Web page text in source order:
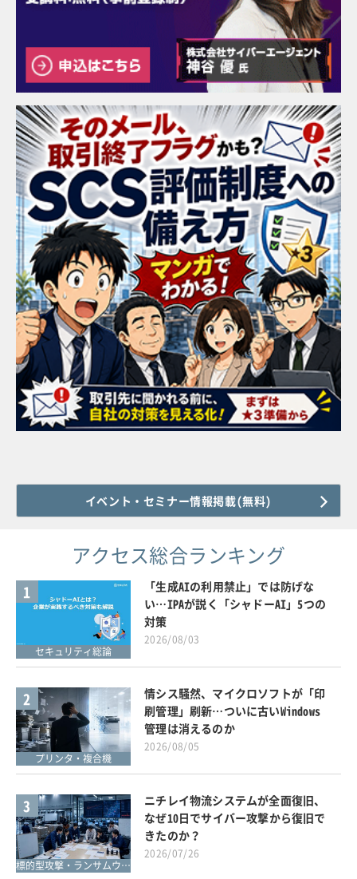
イベント・セミナー情報掲載(無料)
アクセス総合ランキング
1
セキュリティ総論
「生成AIの利用禁止」では防げな
い…IPAが説く「シャドーAI」5つの
対策
2026/08/03
2
プリンタ・複合機
情シス騒然、マイクロソフトが「印
刷管理」刷新…ついに古いWindows
管理は消えるのか
2026/08/05
3
標的型攻撃・ランサムウェア対策
ニチレイ物流システムが全面復旧、
なぜ10日でサイバー攻撃から復旧で
きたのか？
2026/07/26